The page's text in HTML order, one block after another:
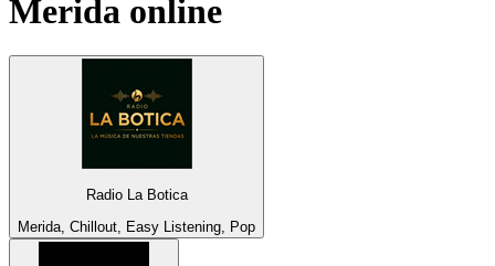
Merida online
Radio La Botica
Merida, Chillout, Easy Listening, Pop